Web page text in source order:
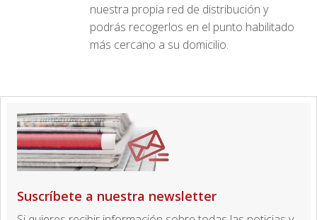
nuestra propia red de distribución y
podrás recogerlos en el punto habilitado
más cercano a su domicilio.
Suscríbete a nuestra newsletter